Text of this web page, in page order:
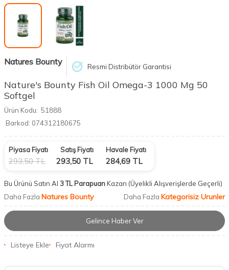
Natures Bounty Resmi Distribütör Garantisi
Nature's Bounty Fish Oil Omega-3 1000 Mg 50
Softgel
Ürün Kodu: 51888
Barkod: 074312180675
Piyasa Fiyatı
293,50TL
Satış Fiyatı
293,50 TL
Havale Fiyatı
284,69 TL
Bu Ürünü Satın Al 3 TL ParapuanKazan (Üyelikli Alışverişlerde Geçerli)
Daha Fazla Natures Bounty Daha Fazla Kategorisiz Urunler
Gelince Haber Ver
Listeye Ekle Fiyat Alarmı